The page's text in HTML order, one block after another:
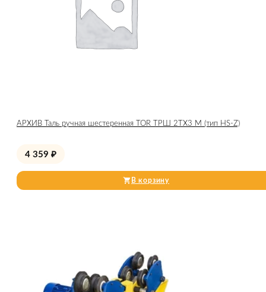
АРХИВ Таль ручная шестеренная TOR ТРШ 2ТХ3 М (тип HS-Z)
4 359 ₽
В корзину